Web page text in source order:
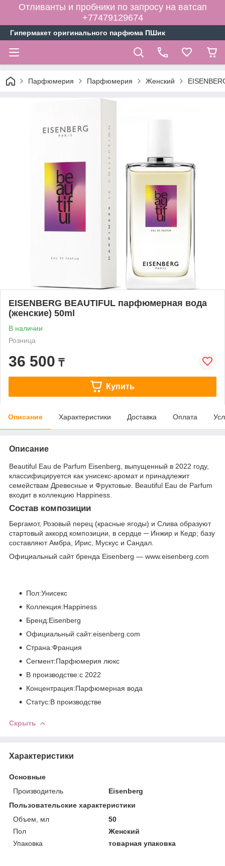
Отливанты и пробники по запросу на ватсап
+77479129674
Гипермакет оригинального парфюма ПШик
Парфюмерия Парфюмерия Женский
EISENBERG BEAUTIFUL парфюмерная вода
(женские) 50ml
В наличии
Розница
36 500 ₸
Купить
Описание Характеристики Доставка Оплата
Описание
Beautiful Eau de Parfum Eisenberg, выпущенный в 2022 году,
классифицируется как унисекс-аромат и принадлежит
семействам Древесные и Фруктовые. Beautiful Eau de Parfum
входит в коллекцию Happiness.
Состав композиции
Бергамот, Розовый перец (красные ягоды) и Слива образуют
стартовый аккорд композиции, в сердце ─ Инжир и Кедр; базу
составляют Амбра, Ирис, Мускус и Сандал.
Официальный сайт бренда Eisenberg — www.eisenberg.com
Пол:Унисекс
Коллекция:Happiness
Бренд:Eisenberg
Официальный сайт:eisenberg.com
Страна:Франция
Сегмент:Парфюмерия люкс
В производстве:с 2022
Концентрация:Парфюмерная вода
Статус:В производстве
Скрыть
Характеристики
Основные
Производитель
Eisenberg
Пользовательские характеристики
Объем, мл
50
Пол
Женский
Упаковка
товарная упаковка